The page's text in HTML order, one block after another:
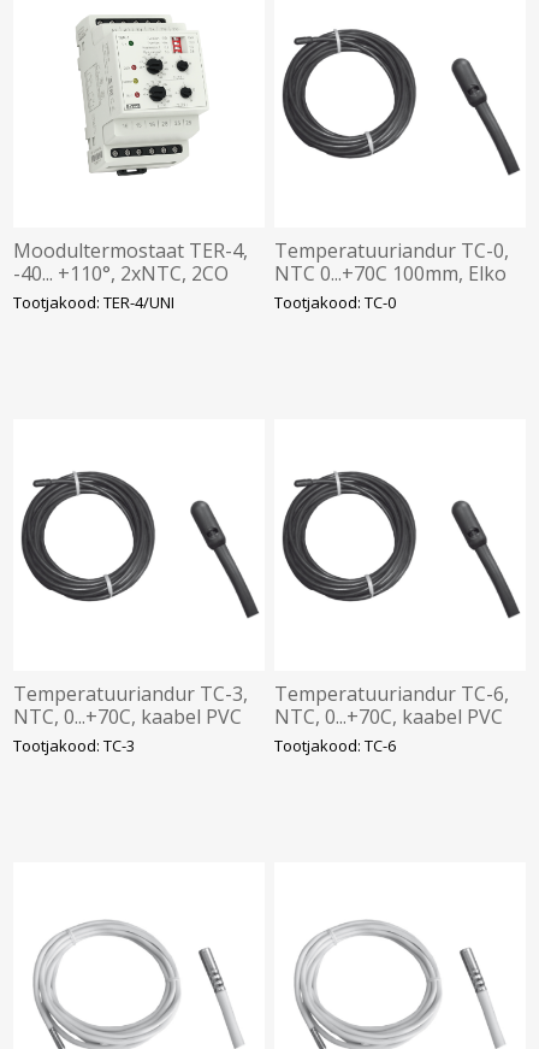
Moodultermostaat TER-4,
-40... +110°, 2xNTC, 2CO
16A, 24-240VAC/DC, Elko
Tootjakood: TER-4/UNI
Temperatuuriandur TC-0,
NTC 0...+70C 100mm, Elko
Tootjakood: TC-0
Temperatuuriandur TC-3,
NTC, 0...+70C, kaabel PVC
3m, Elko
Tootjakood: TC-3
Temperatuuriandur TC-6,
NTC, 0...+70C, kaabel PVC
6m, Elko
Tootjakood: TC-6